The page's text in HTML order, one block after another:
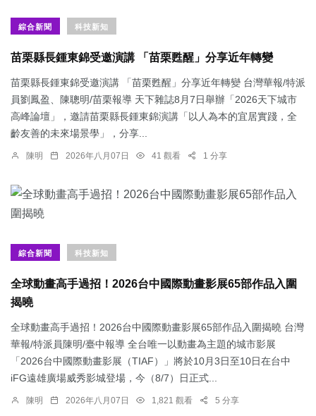
綜合新聞 科技新知
苗栗縣長鍾東錦受邀演講 「苗栗甦醒」分享近年轉變
苗栗縣長鍾東錦受邀演講 「苗栗甦醒」分享近年轉變 台灣華報/特派
員劉鳳盈、陳聰明/苗栗報導 天下雜誌8月7日舉辦「2026天下城市
高峰論壇」，邀請苗栗縣長鍾東錦演講「以人為本的宜居實踐，全
齡友善的未來場景學」，分享...
陳明 2026年八月07日 41 觀看 1 分享
綜合新聞 科技新知
全球動畫高手過招！2026台中國際動畫影展65部作品入圍
揭曉
全球動畫高手過招！2026台中國際動畫影展65部作品入圍揭曉 台灣
華報/特派員陳明/臺中報導 全台唯一以動畫為主題的城市影展
「2026台中國際動畫影展（TIAF）」將於10月3日至10日在台中
iFG遠雄廣場威秀影城登場，今（8/7）日正式...
陳明 2026年八月07日 1,821 觀看 5 分享